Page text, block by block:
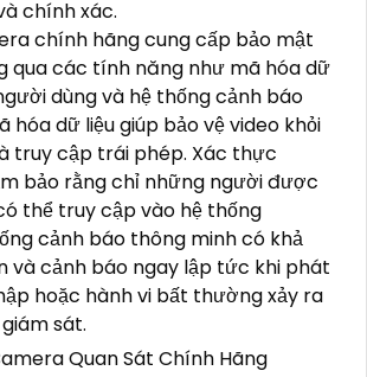
chính xác.
chính hãng cung cấp bảo mật
qua các tính năng như mã hóa dữ
dùng và hệ thống cảnh báo
hóa dữ liệu giúp bảo vệ video khỏi
truy cập trái phép. Xác thực
bảo rằng chỉ những người được
thể truy cập vào hệ thống
cảnh báo thông minh có khả
và cảnh báo ngay lập tức khi phát
hoặc hành vi bất thường xảy ra
sát.